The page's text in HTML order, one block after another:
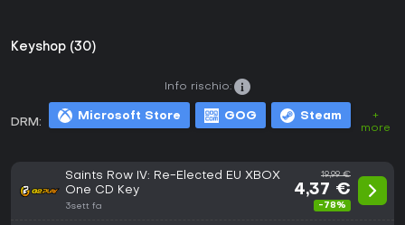
Keyshop (30)
DRM: Microsoft Store GOG Steam
+
more
Info rischio:
Saints Row IV: Re-Elected EU XBOX
One CD Key
3sett fa
19,99 €
4,37 €
-78%